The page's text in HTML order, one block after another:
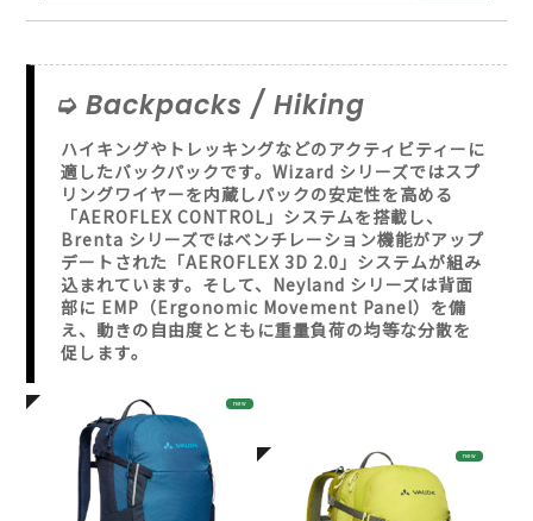
Backpacks / Hiking
ハイキングやトレッキングなどのアクティビティーに
適したバックパックです。Wizard シリーズではスプ
リングワイヤーを内蔵しパックの安定性を高める
「AEROFLEX CONTROL」システムを搭載し、
Brenta シリーズではベンチレーション機能がアップ
デートされた「AEROFLEX 3D 2.0」システムが組み
込まれています。そして、Neyland シリーズは背面
部に EMP（Ergonomic Movement Panel）を備
え、動きの自由度とともに重量負荷の均等な分散を
促します。
new
new